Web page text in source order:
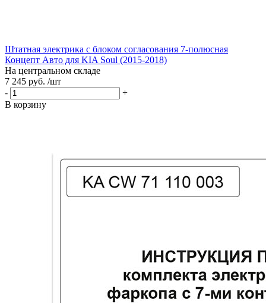
Штатная электрика с блоком согласования 7-полюсная
Концепт Авто для KIA Soul (2015-2018)
На центральном складе
7 245 руб. /шт
-
+
В корзину